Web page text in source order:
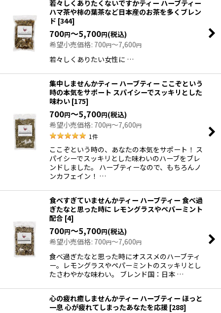
若々しくありたくないですかティー ハーブティー
ハマ茶や柿の葉茶など日本産のお茶を多くブレン
ド [344]
700円～5,700円(税込)
希望小売価格: 700円～7,600円
若々しくありたい女性に …
集中しませんかティー ハーブティー ここぞという
時の本気をサポート スパイシーでスッキリとした
味わい [175]
700円～5,700円(税込)
希望小売価格: 700円～7,600円
1件
ここぞという時の、あなたの本気をサポート！ ス
パイシーでスッキリとした味わいのハーブをブレ
ンドしました。 ハーブティーなので、もちろんノ
ンカフェイン！ …
食べすぎていませんかティー ハーブティー 食べ過
ぎたなと思った時に レモングラスやペパーミント
配合 [4]
700円～5,700円(税込)
希望小売価格: 700円～7,600円
食べ過ぎたなと思った時にオススメのハーブティ
ー。レモングラスやペパーミントのスッキリとし
たさわやかな味わい。 ブレンド国：日本 …
心の疲れ癒しませんかティー ハーブティー ほっと
一息 心が疲れてしまったあなたを応援 [288]